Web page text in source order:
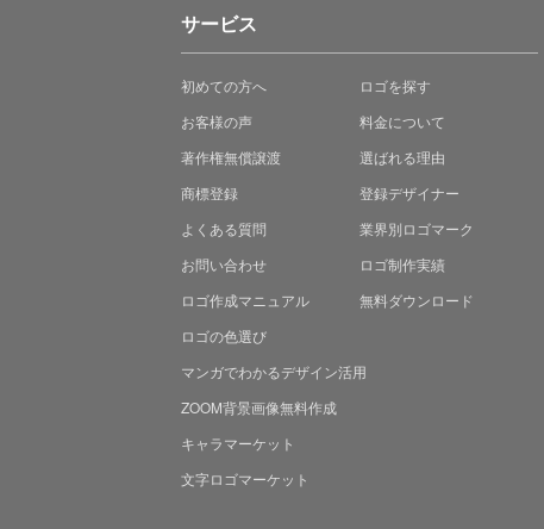
サービス
初めての方へ
ロゴを探す
お客様の声
料金について
著作権無償譲渡
選ばれる理由
商標登録
登録デザイナー
よくある質問
業界別ロゴマーク
お問い合わせ
ロゴ制作実績
ロゴ作成マニュアル
無料ダウンロード
ロゴの色選び
マンガでわかるデザイン活用
ZOOM背景画像無料作成
キャラマーケット
文字ロゴマーケット